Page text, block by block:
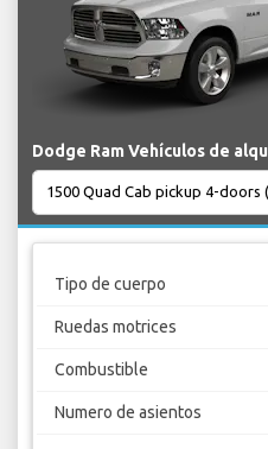
Dodge Ram Vehículos de
Tipo de cuerpo
Ruedas motrices
Combustible
Numero de asientos